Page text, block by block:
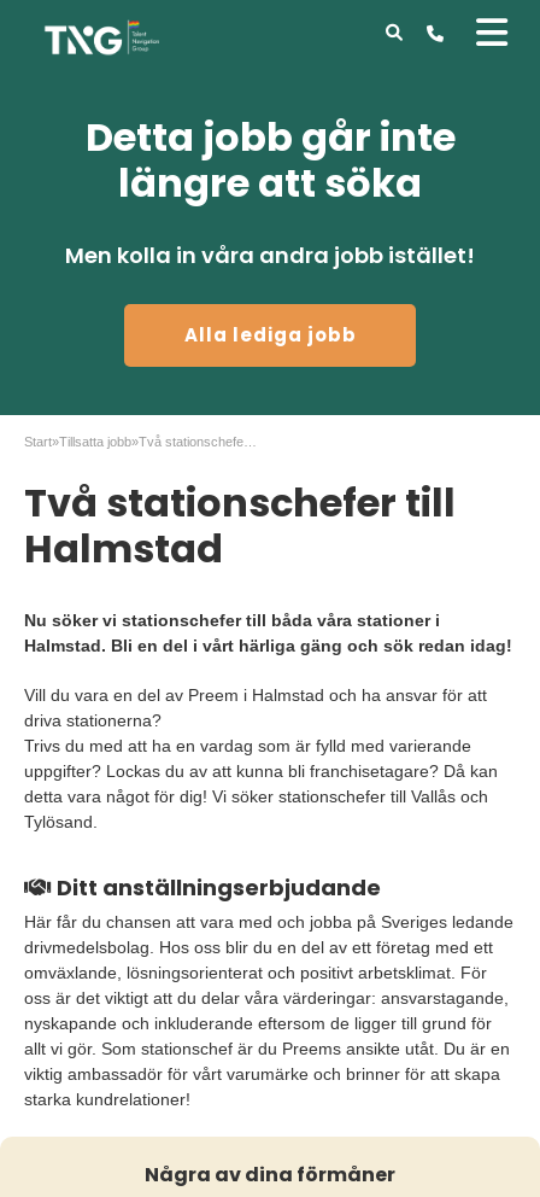
Detta jobb går inte
längre att söka
Men kolla in våra andra jobb istället!
Alla lediga jobb
Start»Tillsatta jobb»
Två stationschefer till
Halmstad
Nu söker vi stationschefer till båda våra stationer i
Halmstad. Bli en del i vårt härliga gäng och sök redan idag!
Vill du vara en del av Preem i Halmstad och ha ansvar för att
driva stationerna?
Trivs du med att ha en vardag som är fylld med varierande
uppgifter? Lockas du av att kunna bli franchisetagare? Då kan
detta vara något för dig! Vi söker stationschefer till Vallås och
Tylösand.
Ditt anställningserbjudande
Här får du chansen att vara med och jobba på Sveriges ledande
drivmedelsbolag. Hos oss blir du en del av ett företag med ett
omväxlande, lösningsorienterat och positivt arbetsklimat. För
oss är det viktigt att du delar våra värderingar: ansvarstagande,
nyskapande och inkluderande eftersom de ligger till grund för
allt vi gör. Som stationschef är du Preems ansikte utåt. Du är en
viktig ambassadör för vårt varumärke och brinner för att skapa
starka kundrelationer!
Några av dina förmåner